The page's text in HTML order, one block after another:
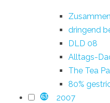
dringend
DLD 08
Alltags-
The Tea
80%
63 2007